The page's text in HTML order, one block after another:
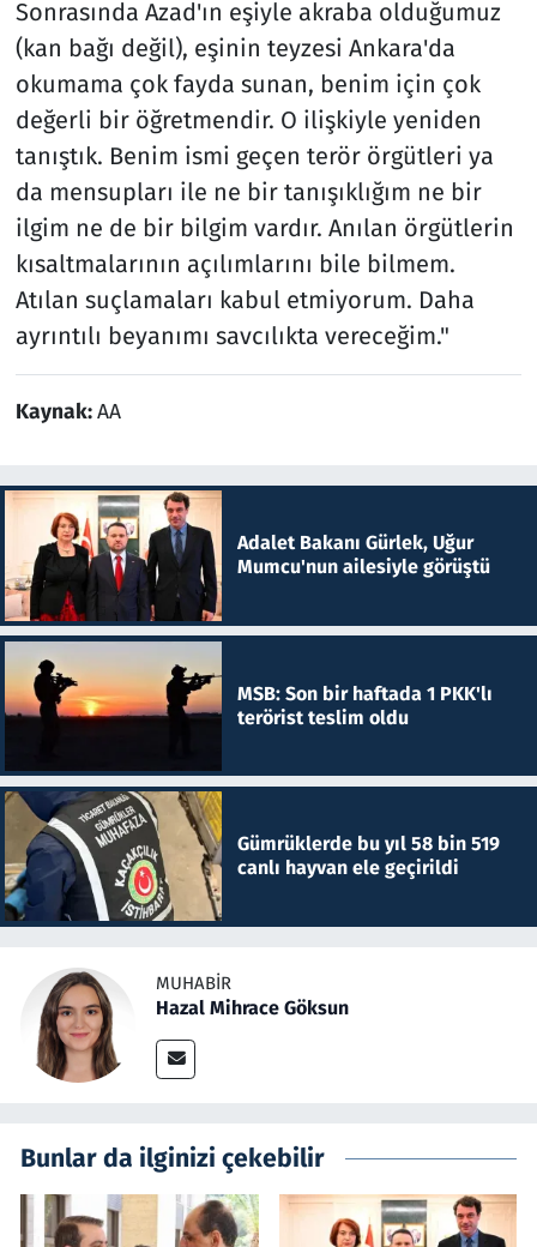
Sonrasında Azad'ın eşiyle akraba olduğumuz
(kan bağı değil), eşinin teyzesi Ankara'da
okumama çok fayda sunan, benim için çok
değerli bir öğretmendir. O ilişkiyle yeniden
tanıştık. Benim ismi geçen terör örgütleri ya
da mensupları ile ne bir tanışıklığım ne bir
ilgim ne de bir bilgim vardır. Anılan örgütlerin
kısaltmalarının açılımlarını bile bilmem.
Atılan suçlamaları kabul etmiyorum. Daha
ayrıntılı beyanımı savcılıkta vereceğim."
Kaynak:AA
Adalet Bakanı Gürlek, Uğur
Mumcu'nun ailesiyle görüştü
MSB: Son bir haftada 1 PKK'lı
terörist teslim oldu
Gümrüklerde bu yıl 58 bin 519
canlı hayvan ele geçirildi
MUHABIR
Hazal Mihrace Göksun
Bunlar da ilginizi çekebilir